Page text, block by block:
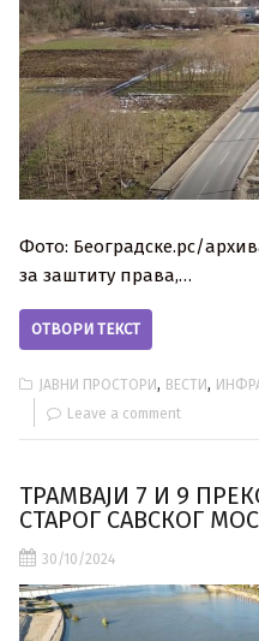
Фото: Београдске.рс/
за заштиту права,…
ОТВОРИ ТЕКСТ
ЈАВНИ ПРОСТОРИ, ВЕСТИ,
Leave a comment
ТРАМВАЈИ 7 И 9
СТАРОГ САВСКОГ
30/10/2024